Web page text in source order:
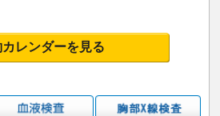
レンダーを見る